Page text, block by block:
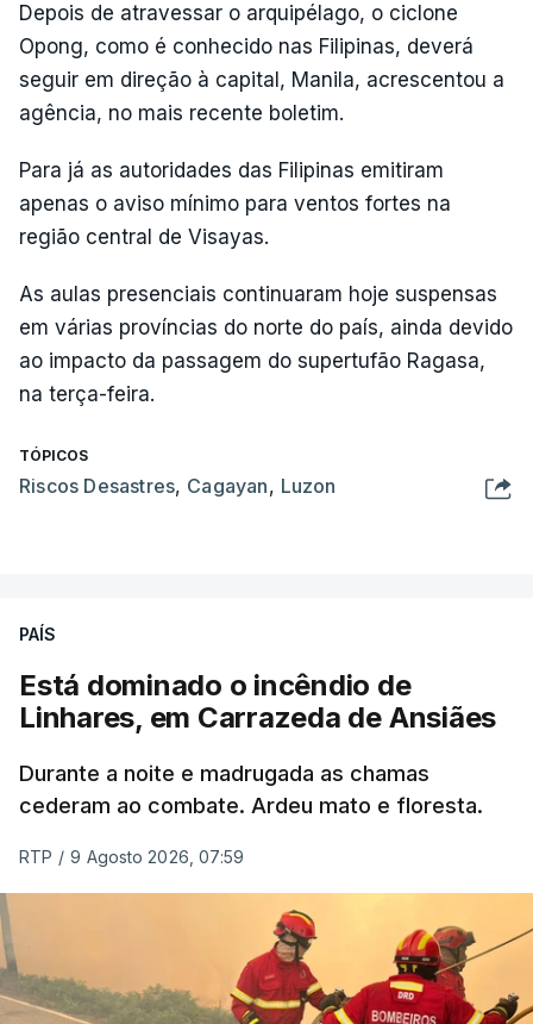
Depois de atravessar o arquipélago, o ciclone
Opong, como é conhecido nas Filipinas, deverá
seguir em direção à capital, Manila, acrescentou a
agência, no mais recente boletim.
Para já as autoridades das Filipinas emitiram
apenas o aviso mínimo para ventos fortes na
região central de Visayas.
As aulas presenciais continuaram hoje suspensas
em várias províncias do norte do país, ainda devido
ao impacto da passagem do supertufão Ragasa,
na terça-feira.
TÓPICOS
Riscos Desastres, Cagayan, Luzon
PAÍS
Está dominado o incêndio de
Linhares, em Carrazeda de Ansiães
Durante a noite e madrugada as chamas
cederam ao combate. Ardeu mato e floresta.
RTP / 9 Agosto 2026, 07:59